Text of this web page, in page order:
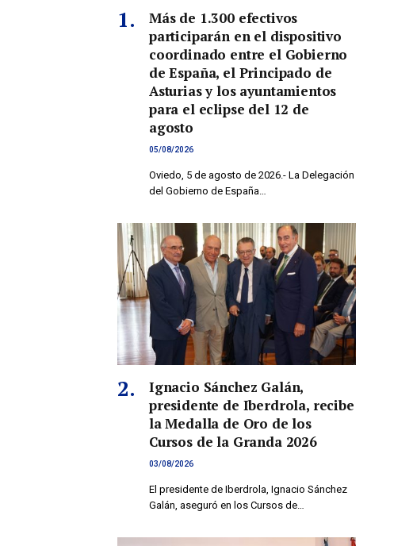
Más de 1.300 efectivos
participarán en el dispositivo
coordinado entre el Gobierno
de España, el Principado de
Asturias y los ayuntamientos
para el eclipse del 12 de
agosto
05/08/2026
Oviedo, 5 de agosto de 2026.- La Delegación
del Gobierno de España…
Ignacio Sánchez Galán,
presidente de Iberdrola, recibe
la Medalla de Oro de los
Cursos de la Granda 2026
03/08/2026
El presidente de Iberdrola, Ignacio Sánchez
Galán, aseguró en los Cursos de…